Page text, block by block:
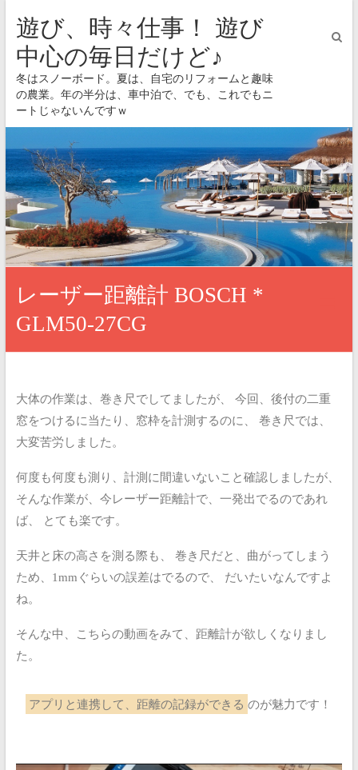
遊び、時々仕事！ 遊び
中心の毎日だけど♪
冬はスノーボード。夏は、自宅のリフォームと趣味
の農業。年の半分は、車中泊で、でも、これでもニ
ートじゃないんですｗ
レーザー距離計 BOSCH *
GLM50-27CG
大体の作業は、巻き尺でしてましたが、
今回、後付の二重
窓をつけるに当たり、窓枠を計測するのに、
巻き尺では、
大変苦労しました。
何度も何度も測り、計測に間違いないこと確認しましたが、
そんな作業が、今レーザー距離計で、一発出でるのであれ
ば、
とても楽です。
天井と床の高さを測る際も、
巻き尺だと、曲がってしまう
ため、1mmぐらいの誤差はでるので、
だいたいなんですよ
ね。
そんな中、こちらの動画をみて、距離計が欲しくなりまし
た。
アプリと連携して、距離の記録ができる のが魅力です！